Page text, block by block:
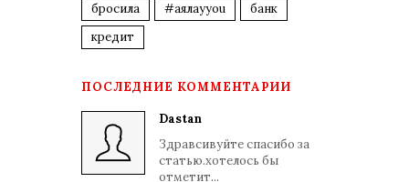
бросила
#аялауyou
банк
кредит
ПОСЛЕДНИЕ КОММЕНТАРИИ
Dastan
Здравсивуйте спасибо за
статью.хотелось бы
отметит...